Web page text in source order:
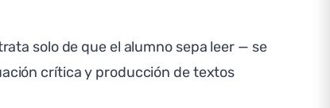
solo de que el alumno sepa leer — se
crítica y producción de textos